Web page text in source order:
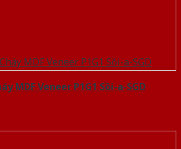
MDF Veneer P1G1 Sồi-a-SGD